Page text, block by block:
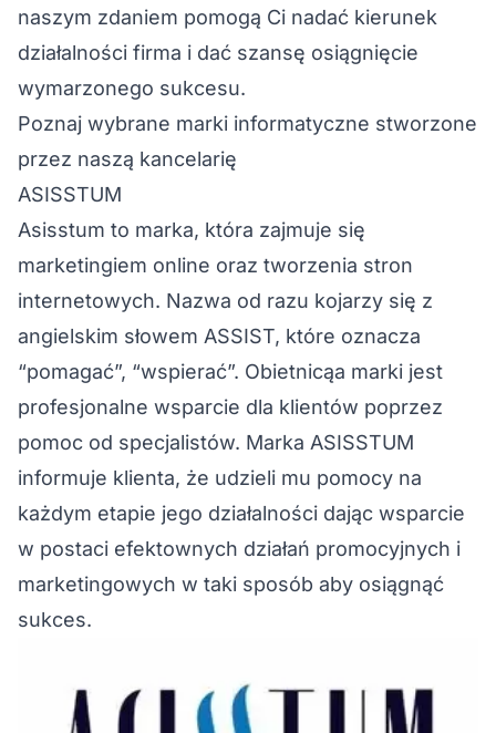
naszym zdaniem pomogą Ci nadać kierunek
działalności firma i dać szansę osiągnięcie
wymarzonego sukcesu.
Poznaj wybrane marki informatyczne stworzone
przez naszą kancelarię
ASISSTUM
Asisstum to marka, która zajmuje się
marketingiem online oraz tworzenia stron
internetowych. Nazwa od razu kojarzy się z
angielskim słowem ASSIST, które oznacza
“pomagać”, “wspierać”. Obietnicąa marki jest
profesjonalne wsparcie dla klientów poprzez
pomoc od specjalistów. Marka ASISSTUM
informuje klienta, że udzieli mu pomocy na
każdym etapie jego działalności dając wsparcie
w postaci efektownych działań promocyjnych i
marketingowych w taki sposób aby osiągnąć
sukces.